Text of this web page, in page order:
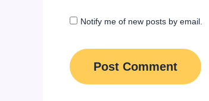
Notify me of new posts by email.